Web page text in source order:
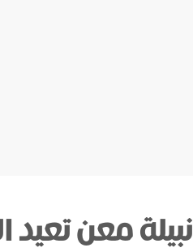
نبيلة معن تعيد